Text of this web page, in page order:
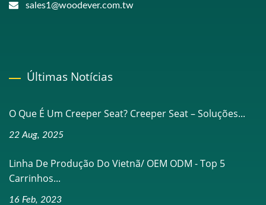
sales1@woodever.com.tw
Últimas Notícias
O Que É Um Creeper Seat? Creeper Seat – Soluções...
22 Aug, 2025
Linha De Produção Do Vietnã/ OEM ODM - Top 5
Carrinhos...
16 Feb, 2023